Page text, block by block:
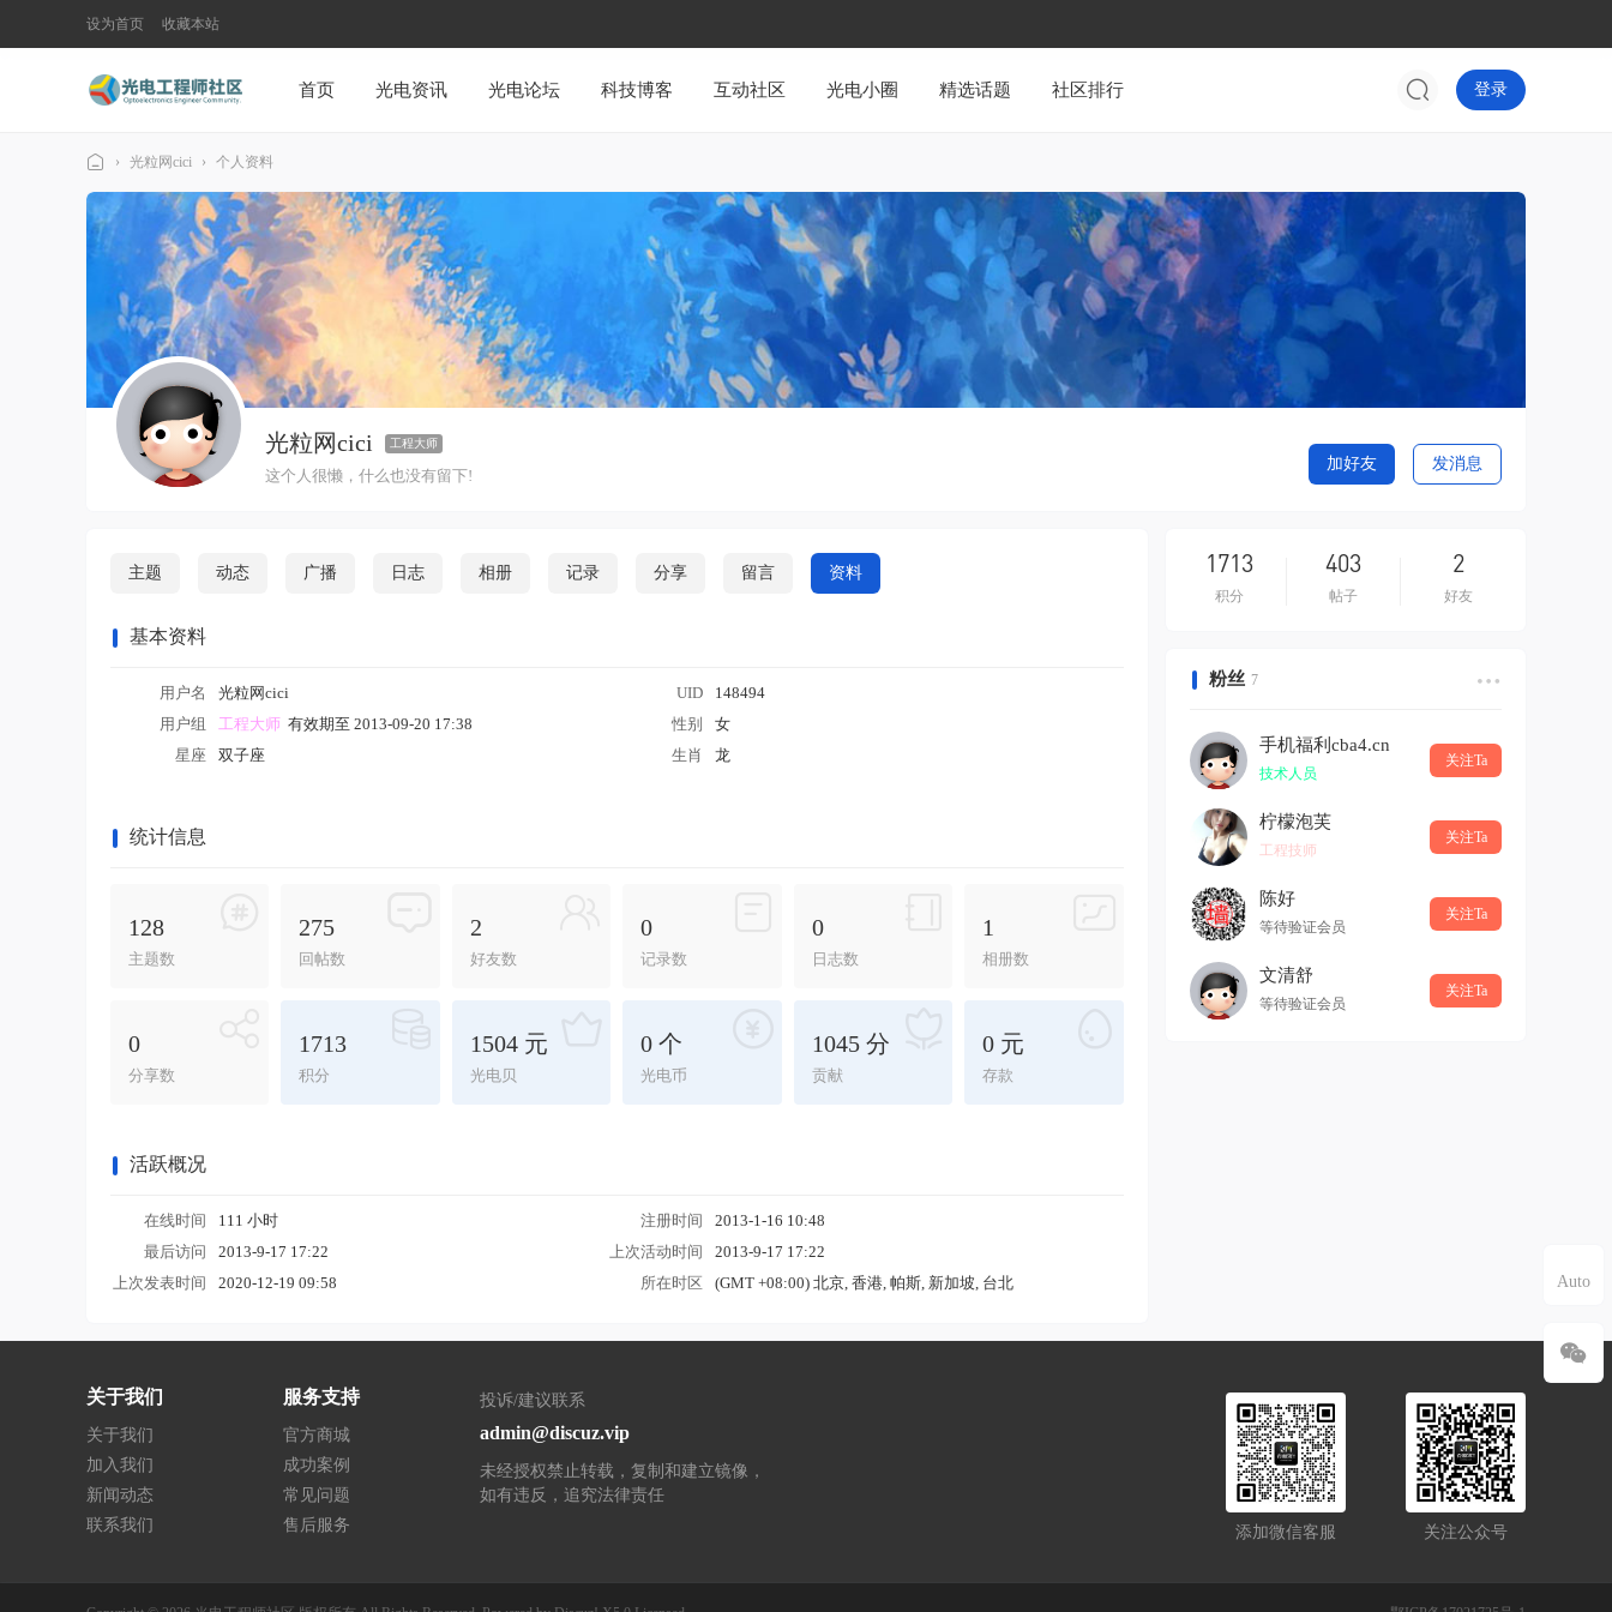
设为首页 收藏本站
首页 光电资讯 光电论坛 科技博客 互动社区 光电小圈 精选话题 社区排行 登录
光
电
社
区
› 光粒网cici › 个人资料
加好友 发消息
光粒网cici 工程大师
这个人很懒，什么也没有留下!
主题 动态 广播 日志 相册 记录 分享 留言 资料
基本资料
用户名 光粒网cici UID
148494
用户组
工程大师 有效期至 2013-09-20 17:38 性别
女
星座
双子座 生肖 龙
统计信息
128
主题数
275
回帖数
2
好友数
0
记录数
0
日志数
1
相册数
0
分享数
1713
积分
1504 元
光电贝
0 个
光电币
1045 分
贡献
0 元
存款
活跃概况
在线时间 111 小时 注册时间
2013-1-16 10:48
最后访问
2013-9-17 17:22 上次活动时间
2013-9-17 17:22
上次发表时间
2020-12-19 09:58 所在时区 (GMT +08:00) 北京, 香港, 帕斯, 新加坡, 台北
1713
积分
403
帖子
2
好友
粉丝 7
关注Ta
手机福利cba4.cn
技术人员
关注Ta
柠檬泡芙
工程技师
关注Ta
陈好
等待验证会员
关注Ta
文清舒
等待验证会员
关于我们
关于我们
加入我们
新闻动态
联系我们
服务支持
官方商城
成功案例
常见问题
售后服务
投诉/建议联系
admin@discuz.vip
未经授权禁止转载，复制和建立镜像，
如有违反，追究法律责任
关注公众号
添加微信客服